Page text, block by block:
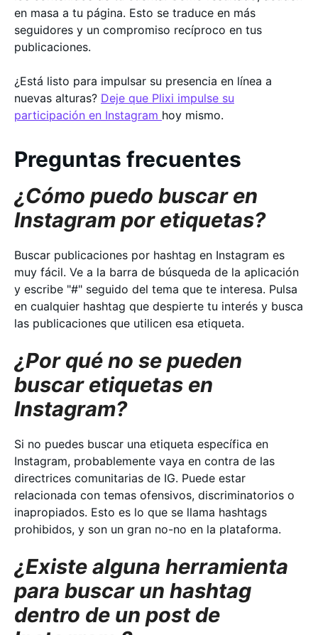
en masa a tu página. Esto se traduce en más
seguidores y un compromiso recíproco en tus
publicaciones.
¿Está listo para impulsar su presencia en línea a
nuevas alturas? Deje que Plixi impulse su
participación en Instagram hoy mismo.
Preguntas frecuentes
¿Cómo puedo buscar en
Instagram por etiquetas?
Buscar publicaciones por hashtag en Instagram es
muy fácil. Ve a la barra de búsqueda de la aplicación
y escribe "#" seguido del tema que te interesa. Pulsa
en cualquier hashtag que despierte tu interés y busca
las publicaciones que utilicen esa etiqueta.
¿Por qué no se pueden
buscar etiquetas en
Instagram?
Si no puedes buscar una etiqueta específica en
Instagram, probablemente vaya en contra de las
directrices comunitarias de IG. Puede estar
relacionada con temas ofensivos, discriminatorios o
inapropiados. Esto es lo que se llama hashtags
prohibidos, y son un gran no-no en la plataforma.
¿Existe alguna herramienta
para buscar un hashtag
dentro de un post de